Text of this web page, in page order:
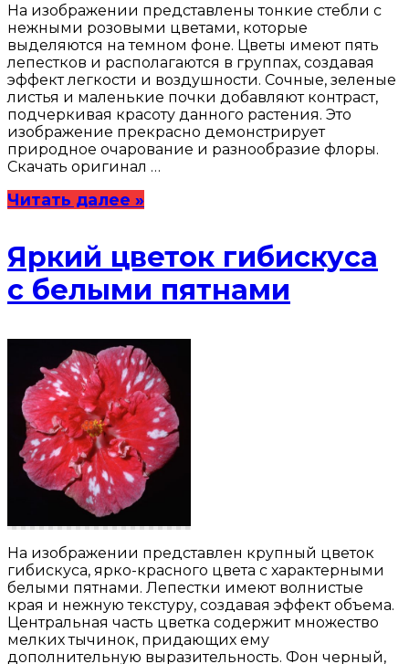
На изображении представлены тонкие стебли с
нежными розовыми цветами, которые
выделяются на темном фоне. Цветы имеют пять
лепестков и располагаются в группах, создавая
эффект легкости и воздушности. Сочные, зеленые
листья и маленькие почки добавляют контраст,
подчеркивая красоту данного растения. Это
изображение прекрасно демонстрирует
природное очарование и разнообразие флоры.
Скачать оригинал …
Читать далее »
Яркий цветок гибискуса
с белыми пятнами
На изображении представлен крупный цветок
гибискуса, ярко-красного цвета с характерными
белыми пятнами. Лепестки имеют волнистые
края и нежную текстуру, создавая эффект объема.
Центральная часть цветка содержит множество
мелких тычинок, придающих ему
дополнительную выразительность. Фон черный,